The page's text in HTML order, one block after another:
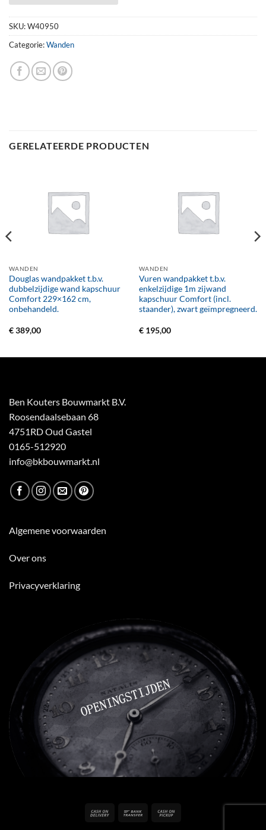
SKU:W40950
Categorie:Wanden
GERELATEERDE PRODUCTEN
WANDEN
Douglas wandpakket t.b.v.
dubbelzijdige wand kapschuur
Comfort 229×162 cm,
onbehandeld.
€389,00
WANDEN
Vuren wandpakket t.b.v.
enkelzijdige 1m zijwand
kapschuur Comfort (incl.
staander), zwart geïmpregneerd.
€195,00
Ben Kouters Bouwmarkt B.V.
Roosendaalsebaan 68
4751RD Oud Gastel
0165-512920
info@bkbouwmarkt.nl
Algemene voorwaarden
Over ons
Privacyverklaring
Cash
Bank